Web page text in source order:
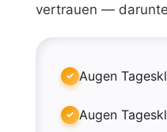
vertrauen —
Augen
Augen